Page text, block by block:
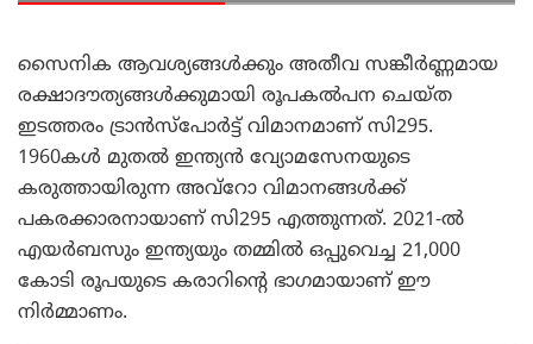
സൈനിക ആവശ്യങ്ങൾക്കും അതീവ സങ്കീർണ്ണമായ
രക്ഷാദൗത്യങ്ങൾക്കുമായി രൂപകൽപന ചെയ്ത
ഇടത്തരം ട്രാൻസ്‌പോർട്ട് വിമാനമാണ് സി295.
1960കൾ മുതൽ ഇന്ത്യൻ വ്യോമസേനയുടെ
കരുത്തായിരുന്ന അവ്‌റോ വിമാനങ്ങൾക്ക്
പകരക്കാരനായാണ് സി295 എത്തുന്നത്. 2021-ൽ
എയർബസും ഇന്ത്യയും തമ്മിൽ ഒപ്പുവെച്ച 21,000
കോടി രൂപയുടെ കരാറിന്റെ ഭാഗമായാണ് ഈ
നിർമ്മാണം.